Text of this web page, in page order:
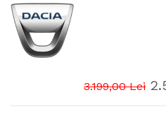
3.199,00 Lei